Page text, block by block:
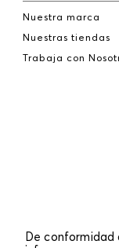
Nuestra marca
Nuestras tiendas
Trabaja con
De conformidad